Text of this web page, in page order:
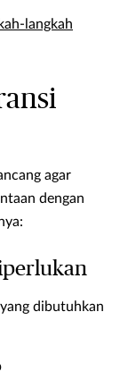
langkah
agar
dengan
dibutuhkan